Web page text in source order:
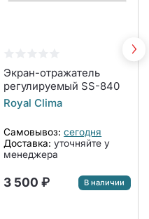
Экран-отражатель
регулируемый SS-840
Royal Clima
Самовывоз: сегодня
Доставка: уточняйте у
менеджера
3 500 ₽ В наличии